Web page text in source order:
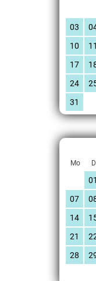
03
10
11
17
24
31
Mo
01
07
14
21
28